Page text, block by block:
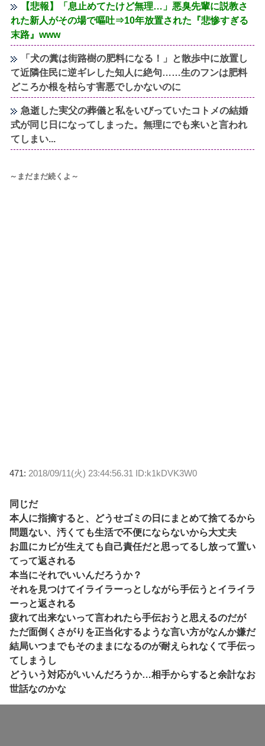
【悲報】「息止めてたけど無理…」悪臭先輩に説教さ
れた新人がその場で嘔吐⇒10年放置された『悲惨すぎる
末路』www
「犬の糞は街路樹の肥料になる！」と散歩中に放置し
て近隣住民に逆ギレした知人に絶句……生のフンは肥料
どころか根を枯らす害悪でしかないのに
急逝した実父の葬儀と私をいびっていたコトメの結婚
式が同じ日になってしまった。無理にでも来いと言われ
てしまい...
～まだまだ続くよ～
471: 2018/09/11(火) 23:44:56.31 ID:k1kDVK3W0
同じだ
本人に指摘すると、どうせゴミの日にまとめて捨てるから
問題ない、汚くても生活で不便にならないから大丈夫
お皿にカビが生えても自己責任だと思ってるし放って置い
てって返される
本当にそれでいいんだろうか？
それを見つけてイライラーっとしながら手伝うとイライラ
ーっと返される
疲れて出来ないって言われたら手伝おうと思えるのだが
ただ面倒くさがりを正当化するような言い方がなんか嫌だ
結局いつまでもそのままになるのが耐えられなくて手伝っ
てしまうし
どういう対応がいいんだろうか…相手からすると余計なお
世話なのかな